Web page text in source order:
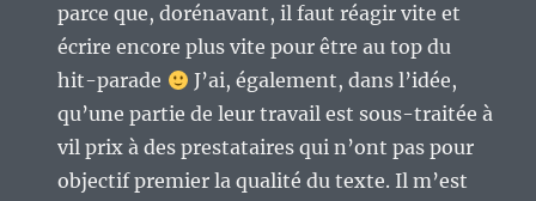
parce que, dorénavant, il faut réagir vite et
écrire encore plus vite pour être au top du
hit-parade
J’ai, également, dans l’idée,
qu’une partie de leur travail est sous-traitée à
vil prix à des prestataires qui n’ont pas pour
objectif premier la qualité du texte. Il m’est